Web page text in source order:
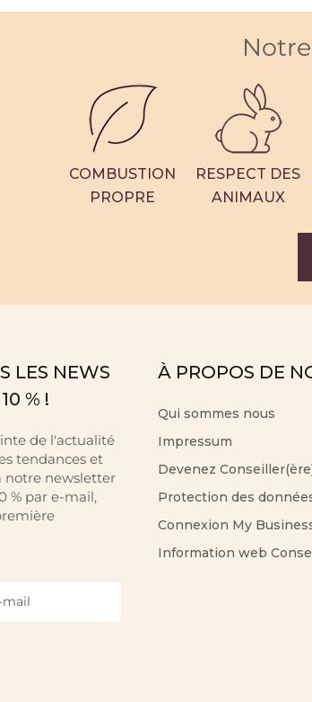
COMBUSTION
PROPRE
RESPECT DES
ANIMAUX
LES NEWS
% !
de l'actualité
tendances et
notre newsletter
% par e-mail,
À PROPOS DE
Qui sommes nous
Impressum
Devenez
Protection des
Connexion My
Information web